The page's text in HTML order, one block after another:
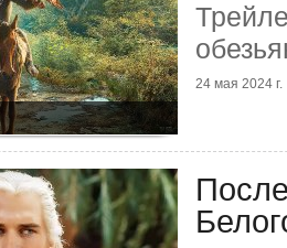
24 мая 2024 г.